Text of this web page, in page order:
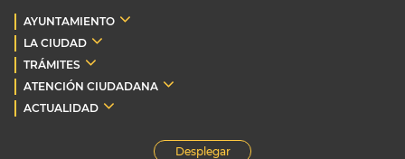
AYUNTAMIENTO
LA CIUDAD
TRÁMITES
ATENCIÓN CIUDADANA
ACTUALIDAD
Desplegar